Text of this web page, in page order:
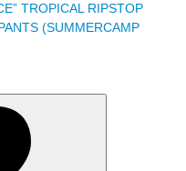
TROPICAL RIPSTOP
(SUMMERCAMP